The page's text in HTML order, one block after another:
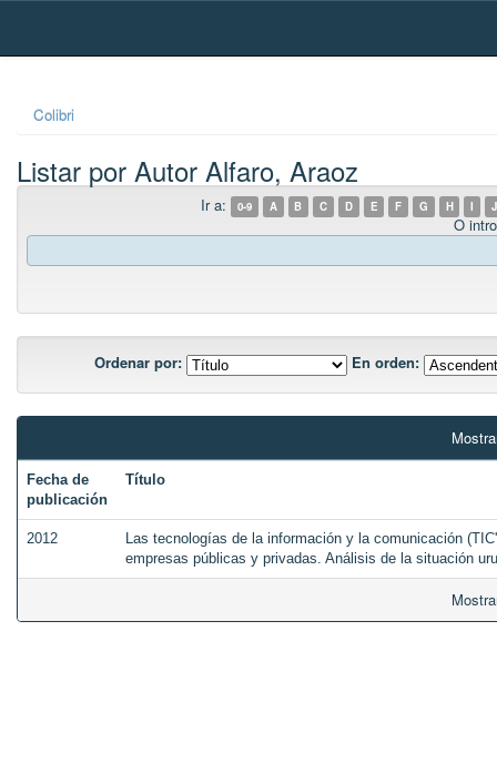
Skip
Colibri
Listar por Autor Alfaro, Araoz
Ir a: 0-9 A B C D E F G H I J
O
Ordenar por: En orden:
Fecha de
publicación
Título
2012
Las tecnologías de la información y la comunicación
empresas públicas y privadas. Análisis de la situación